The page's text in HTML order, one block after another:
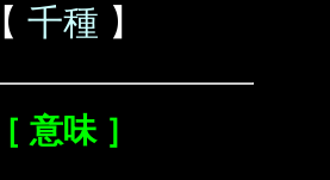
【 千種 】
［ 意味 ］